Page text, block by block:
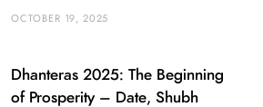
OCTOBER 19, 2025
Dhanteras 2025: The Beginning
of Prosperity – Date, Shubh